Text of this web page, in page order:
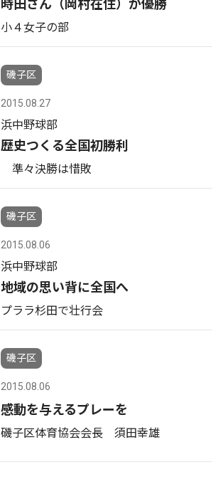
時田さん（岡村在住）が優勝
小４女子の部
磯子区
2015.08.27
浜中野球部
歴史つくる全国初勝利
準々決勝は惜敗
磯子区
2015.08.06
浜中野球部
地域の思い背に全国へ
プララ杉田で壮行会
磯子区
2015.08.06
感動を与えるプレーを
磯子区体育協会会長 須田幸雄